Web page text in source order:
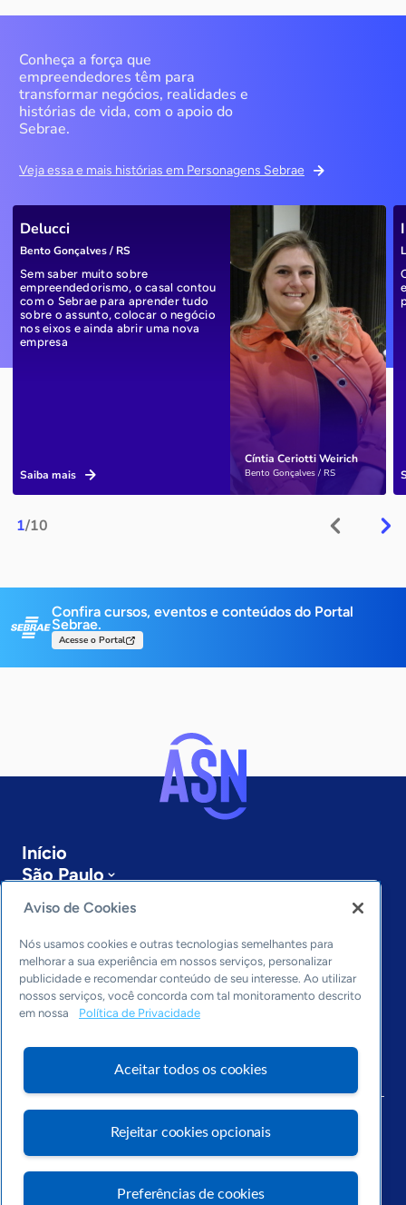
Conheça a força que
empreendedores têm para
transformar negócios, realidades e
histórias de vida, com o apoio do
Sebrae.
Veja essa e mais histórias em Personagens Sebrae
1/10
Cíntia Ceriotti Weirich
Bento Gonçalves / RS
Delucci
Bento Gonçalves / RS
Sem saber muito sobre
empreendedorismo, o casal contou
com o Sebrae para aprender tudo
sobre o assunto, colocar o negócio
nos eixos e ainda abrir uma nova
empresa
Saiba mais
Confira cursos, eventos e conteúdos do Portal
Sebrae.
Acesse o Portal
Início
São Paulo
Sobre a ASN
Últimas notícias
Entre em contato
Editorias
Economia & Política
Inovação & Tecnologia
Cultura empreendedora
Arquivo
Aviso de Cookies
Nós usamos cookies e outras tecnologias semelhantes para
melhorar a sua experiência em nossos serviços, personalizar
publicidade e recomendar conteúdo de seu interesse. Ao utilizar
nossos serviços, você concorda com tal monitoramento descrito
em nossa
Política de Privacidade
Aceitar todos os cookies
Rejeitar cookies opcionais
Preferências de cookies